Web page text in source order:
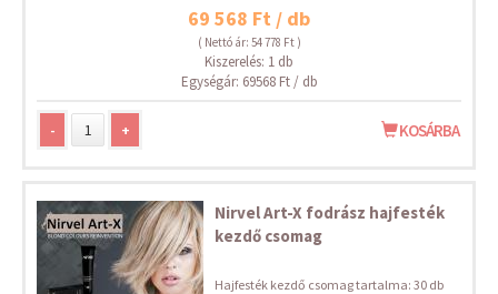
69 568 Ft / db
( Nettó ár: 54 778 Ft )
Kiszerelés: 1 db
Egységár: 69568 Ft / db
- + KOSÁRBA
Nirvel Art-X fodrász hajfesték
kezdő csomag
Hajfesték kezdő csomag tartalma: 30 db